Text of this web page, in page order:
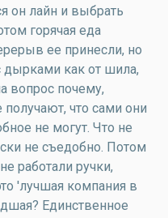
он лайн и выбрать
горячая еда
ее принесли, но
как от шила,
вопрос почему,
получают, что сами они
не могут. Что не
не съедобно. Потом
работали ручки,
'лучшая компания в
Единственное